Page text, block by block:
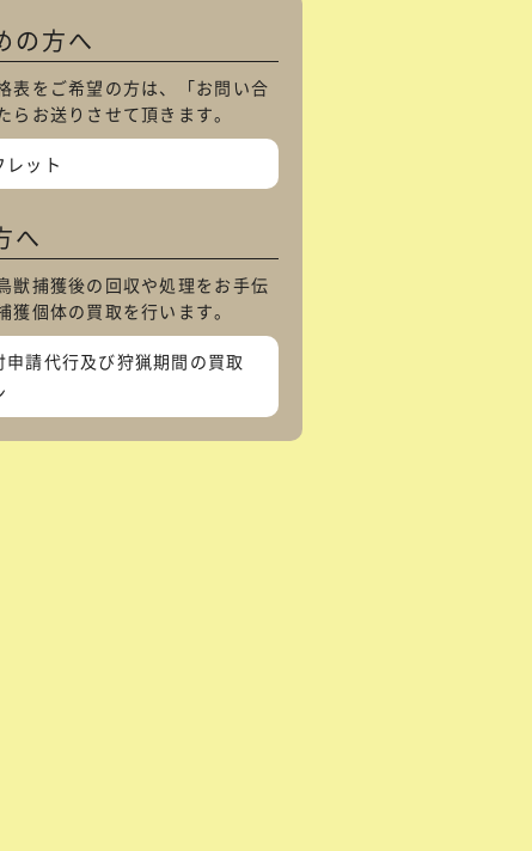
の方へ
表をご希望の方は、「お問い合
らお送りさせて頂きます。
ット
へ
獣捕獲後の回収や処理をお手伝
個体の買取を行います。
請代行及び狩猟期間の買取